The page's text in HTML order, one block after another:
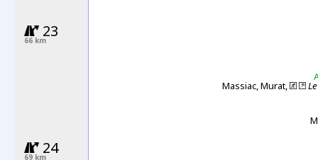
23
66 km
Massiac, Murat,
24
69 km